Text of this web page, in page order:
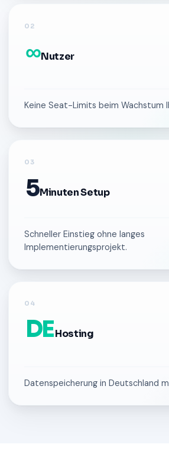
02
∞Nutzer
Keine Seat-Limits beim Wachstum
03
5Minuten Setup
Schneller Einstieg ohne langes
Implementierungsprojekt.
04
DEHosting
Datenspeicherung in Deutschland